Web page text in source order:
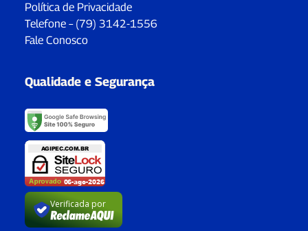
Política de Privacidade
Telefone – (79) 3142-1556
Fale Conosco
Qualidade e Segurança
Verificada por